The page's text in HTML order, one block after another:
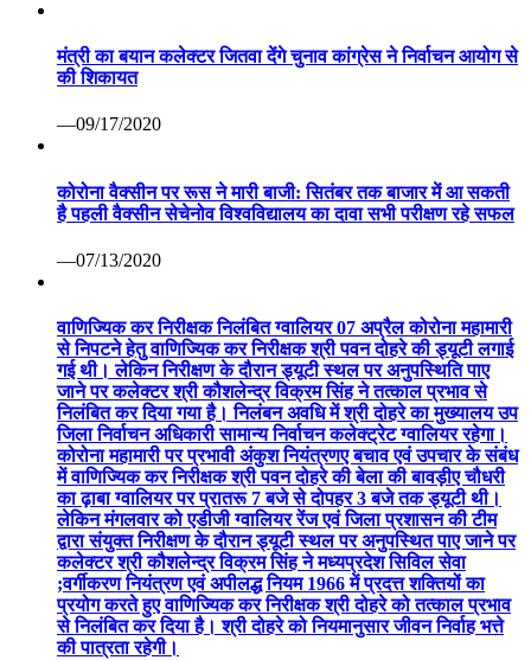
मंत्री का बयान कलेक्टर जितवा देंगे चुनाव कांग्रेस ने निर्वाचन आयोग से
की शिकायत
—09/17/2020
कोरोना वैक्सीन पर रूस ने मारी बाजी: सितंबर तक बाजार में आ सकती
है पहली वैक्सीन सेचेनोव विश्वविद्यालय का दावा सभी परीक्षण रहे सफल
—07/13/2020
वाणिज्यिक कर निरीक्षक निलंबित ग्वालियर 07 अप्रैल कोरोना महामारी
से निपटने हेतु वाणिज्यिक कर निरीक्षक श्री पवन दोहरे की ड्यूटी लगाई
गई थी। लेकिन निरीक्षण के दौरान ड्यूटी स्थल पर अनुपस्थिति पाए
जाने पर कलेक्टर श्री कौशलेन्द्र विक्रम सिंह ने तत्काल प्रभाव से
निलंबित कर दिया गया है। निलंबन अवधि में श्री दोहरे का मुख्यालय उप
जिला निर्वाचन अधिकारी सामान्य निर्वाचन कलेक्ट्रेट ग्वालियर रहेगा।
कोरोना महामारी पर प्रभावी अंकुश नियंत्रणए बचाव एवं उपचार के संबंध
में वाणिज्यिक कर निरीक्षक श्री पवन दोहरे की बेला की बावड़ीए चौधरी
का ढ़ाबा ग्वालियर पर प्रातरू 7 बजे से दोपहर 3 बजे तक ड्यूटी थी।
लेकिन मंगलवार को एडीजी ग्वालियर रेंज एवं जिला प्रशासन की टीम
द्वारा संयुक्त निरीक्षण के दौरान ड्यूटी स्थल पर अनुपस्थित पाए जाने पर
कलेक्टर श्री कौशलेन्द्र विक्रम सिंह ने मध्यप्रदेश सिविल सेवा
;वर्गीकरण नियंत्रण एवं अपीलद्ध नियम 1966 में प्रदत्त शक्तियों का
प्रयोग करते हुए वाणिज्यिक कर निरीक्षक श्री दोहरे को तत्काल प्रभाव
से निलंबित कर दिया है। श्री दोहरे को नियमानुसार जीवन निर्वाह भत्ते
की पात्रता रहेगी।